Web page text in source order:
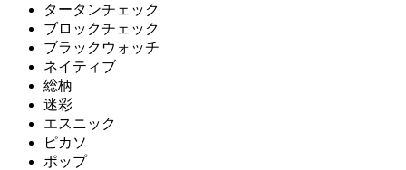
タータンチェック
ブロックチェック
ブラックウォッチ
ネイティブ
総柄
迷彩
エスニック
ピカソ
ポップ